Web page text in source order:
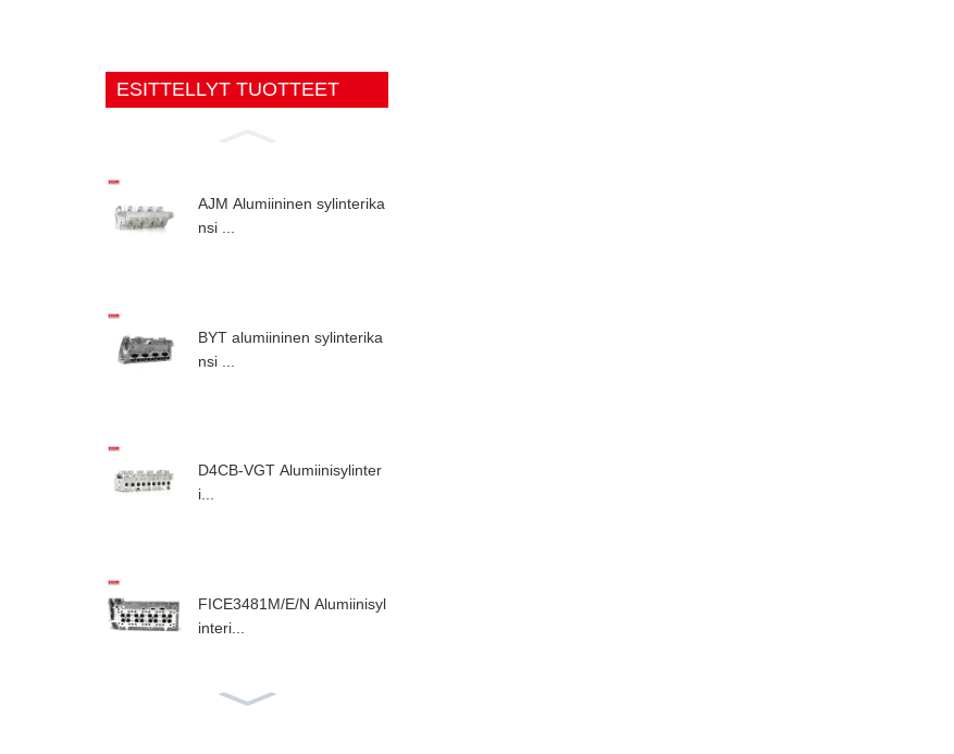
ESITTELLYT TUOTTEET
AJM Alumiininen sylinterika
nsi ...
BYT alumiininen sylinterika
nsi ...
D4CB-VGT Alumiinisylinter
i...
FICE3481M/E/N Alumiinisyl
interi...